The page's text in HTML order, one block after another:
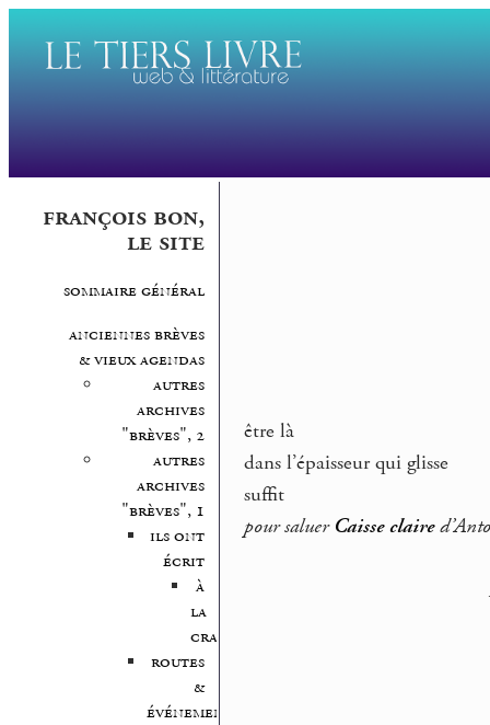
françois bon,
le site
sommaire général
anciennes brèves
& vieux agendas
autres
archives
"brèves", 2
autres
archives
"brèves", 1
ils ont
écrit
à
la
craie
routes
&
événements
être là
dans l’épaisseur qui glisse
suffit
pour saluer Caisse claire